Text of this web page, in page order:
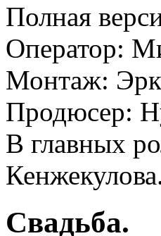
Полная
Оператор:
Монтаж:
Продюсер:
В главных
Свадьба.